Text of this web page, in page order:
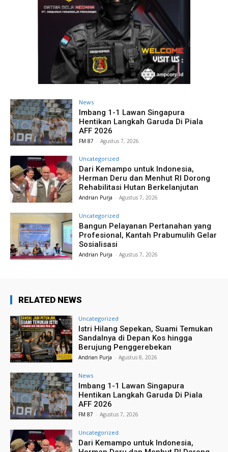
News
Imbang 1-1 Lawan Singapura
Hentikan Langkah Garuda Di Piala
AFF 2026
FM 87 - Agustus 7, 2026
Uncategorized
Dari Kemampo untuk Indonesia,
Herman Deru dan Menhut RI Dorong
Rehabilitasi Hutan Berkelanjutan
Andrian Purja - Agustus 7, 2026
Uncategorized
Bangun Pelayanan Pertanahan yang
Profesional, Kantah Prabumulih Gelar
Sosialisasi
Andrian Purja - Agustus 7, 2026
RELATED NEWS
Uncategorized
Istri Hilang Sepekan, Suami Temukan
Sandalnya di Depan Kos hingga
Berujung Penggerebekan
Andrian Purja - Agustus 8, 2026
News
Imbang 1-1 Lawan Singapura
Hentikan Langkah Garuda Di Piala
AFF 2026
FM 87 - Agustus 7, 2026
Uncategorized
Dari Kemampo untuk Indonesia,